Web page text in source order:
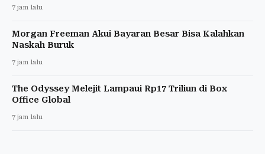
7 jam lalu
Morgan Freeman Akui Bayaran Besar Bisa Kalahkan
Naskah Buruk
7 jam lalu
The Odyssey Melejit Lampaui Rp17 Triliun di Box
Office Global
7 jam lalu